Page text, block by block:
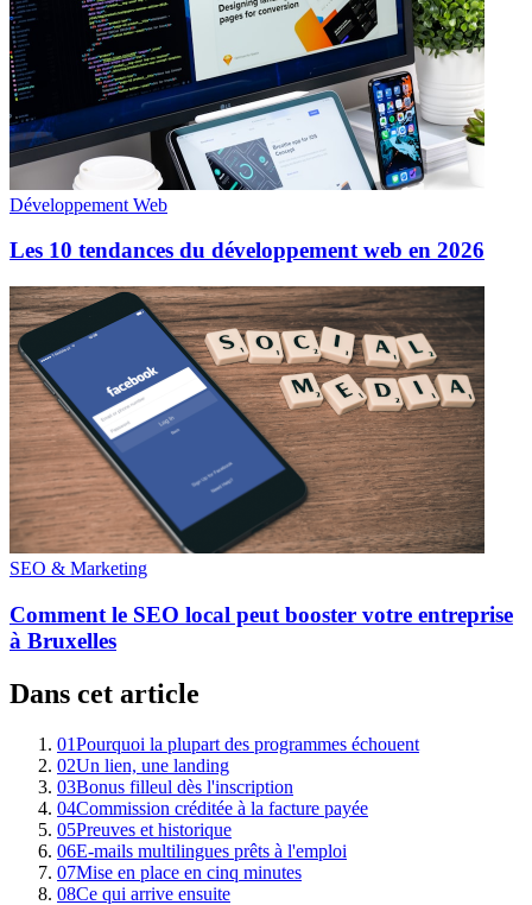
Développement Web
Les 10 tendances du développement web en 2026
SEO & Marketing
Comment le SEO local peut booster votre entreprise
à Bruxelles
Dans cet article
01Pourquoi la plupart des programmes échouent
02Un lien, une landing
03Bonus filleul dès l'inscription
04Commission créditée à la facture payée
05Preuves et historique
06E-mails multilingues prêts à l'emploi
07Mise en place en cinq minutes
08Ce qui arrive ensuite